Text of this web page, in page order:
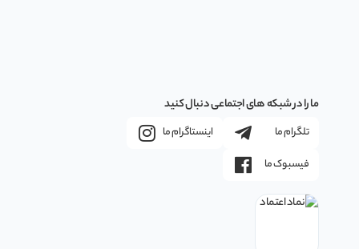
ما را در شبکه های اجتماعی دنبال کنید
تلگرام ما
اینستاگرام ما
فیسبوک ما